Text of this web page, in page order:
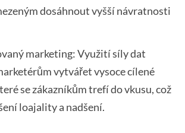
dosáhnout vyšší návratnosti
marketing: Využití síly dat
vytvářet vysoce cílené
se zákazníkům trefí do vkusu, což
loajality a nadšení.